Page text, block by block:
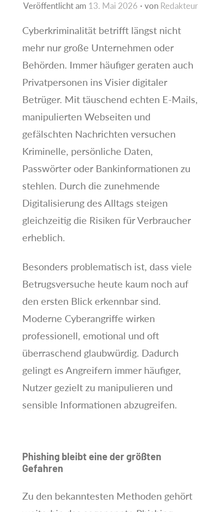
Veröffentlicht am 13. Mai 2026 von Redakteur
Cyberkriminalität betrifft längst nicht
mehr nur große Unternehmen oder
Behörden. Immer häufiger geraten auch
Privatpersonen ins Visier digitaler
Betrüger. Mit täuschend echten E-Mails,
manipulierten Webseiten und
gefälschten Nachrichten versuchen
Kriminelle, persönliche Daten,
Passwörter oder Bankinformationen zu
stehlen. Durch die zunehmende
Digitalisierung des Alltags steigen
gleichzeitig die Risiken für Verbraucher
erheblich.
Besonders problematisch ist, dass viele
Betrugsversuche heute kaum noch auf
den ersten Blick erkennbar sind.
Moderne Cyberangriffe wirken
professionell, emotional und oft
überraschend glaubwürdig. Dadurch
gelingt es Angreifern immer häufiger,
Nutzer gezielt zu manipulieren und
sensible Informationen abzugreifen.
Phishing bleibt eine der größten
Gefahren
Zu den bekanntesten Methoden gehört